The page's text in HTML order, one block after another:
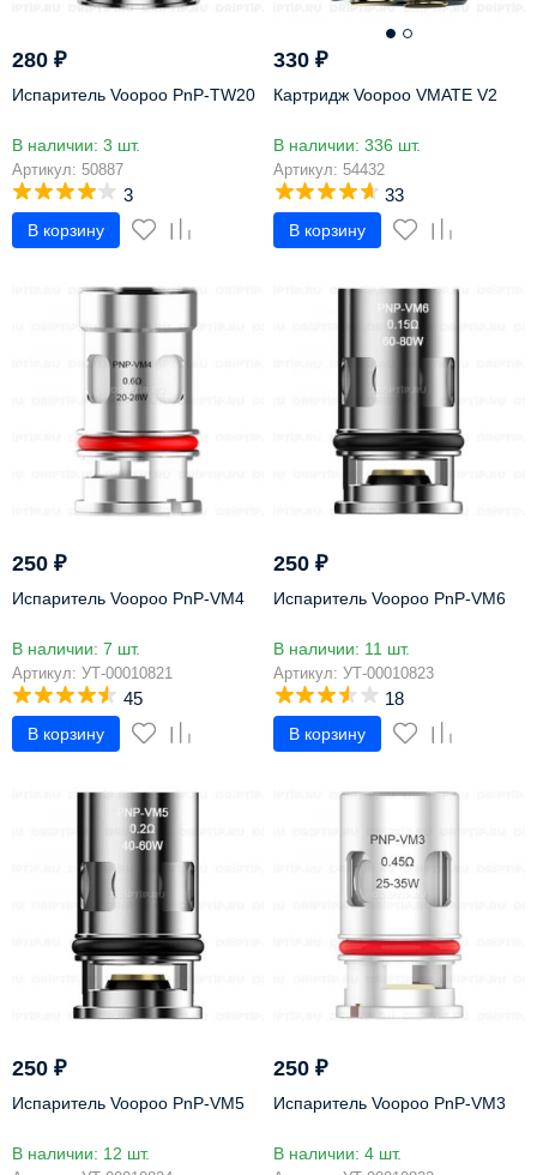
280 ₽
Испаритель Voopoo PnP-TW20
В наличии: 3 шт.
Артикул: 50887
3
В корзину
330₽
Картридж Voopoo VMATE V2
В наличии: 336 шт.
Артикул: 54432
33
В корзину
250 ₽
Испаритель Voopoo PnP-VM4
В наличии: 7 шт.
Артикул: УТ-00010821
45
В корзину
250₽
Испаритель Voopoo PnP-VM6
В наличии: 11 шт.
Артикул: УТ-00010823
18
В корзину
250 ₽
Испаритель Voopoo PnP-VM5
В наличии: 12 шт.
250₽
Испаритель Voopoo PnP-VM3
В наличии: 4 шт.